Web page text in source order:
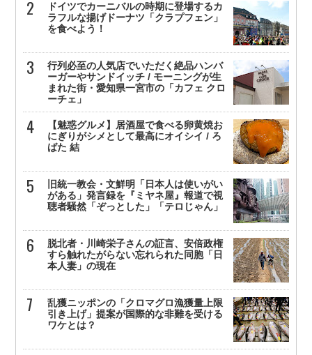
ドイツでカーニバルの時期に登場するカ
ラフルな揚げドーナツ「クラプフェン」
を食べよう！
行列必至の人気店でいただく絶品ハンバ
ーガーやサンドイッチ / モーニングが生
まれた街・愛知県一宮市の「カフェ クロ
ーチェ」
【魅惑グルメ】居酒屋で食べる卵黄焼お
にぎりがシメとして最高にオイシイ / ろ
ばた 結
旧統一教会・文鮮明「日本人は使いがい
がある」発言録を『ミヤネ屋』報道で視
聴者騒然「ぞっとした」「テロじゃん」
脱北者・川崎栄子さんの証言、安倍政権
すら触れたがらない忘れられた同胞「日
本人妻」の現在
乱獲ニッポンの「クロマグロ漁獲量上限
引き上げ」提案が国際的な非難を受ける
ワケとは？